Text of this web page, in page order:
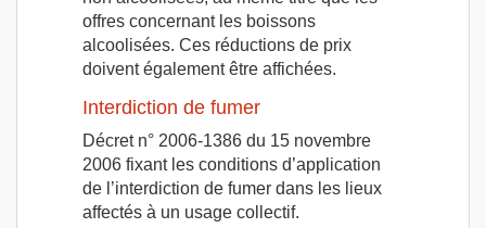
offres concernant les boissons
alcoolisées. Ces réductions de prix
doivent également être affichées.
Interdiction de fumer
Décret n° 2006-1386 du 15 novembre
2006 fixant les conditions d’application
de l’interdiction de fumer dans les lieux
affectés à un usage collectif.